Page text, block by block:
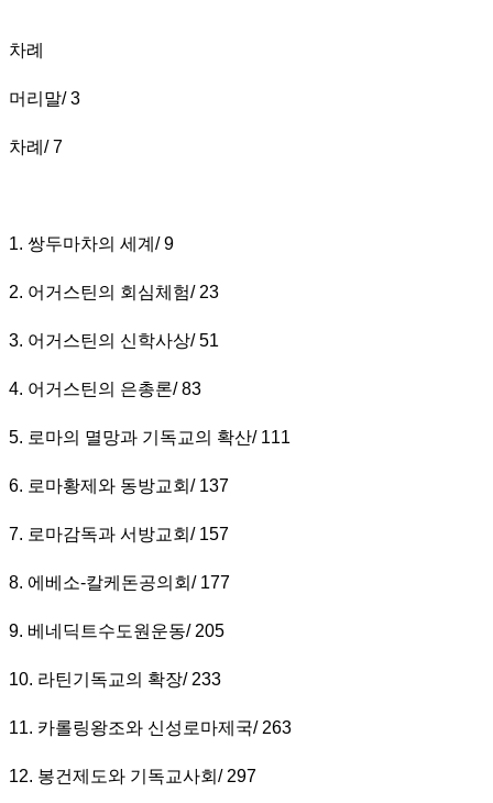
차례
머리말/ 3
차례 / 7
1. 쌍두마차의 세계 / 9
2. 어거스틴의 회심체험/ 23
3. 어거스틴의 신학사상/ 51
4. 어거스틴의 은총론/ 83
5. 로마의 멸망과 기독교의 확산/ 111
6. 로마황제와 동방교회 / 137
7. 로마감독과 서방교회 / 157
8. 에베소-칼케돈공의회 / 177
9. 베네딕트수도원운동/ 205
10. 라틴기독교의 확장/ 233
11. 카롤링왕조와 신성로마제국/ 263
12. 봉건제도와 기독교사회 / 297